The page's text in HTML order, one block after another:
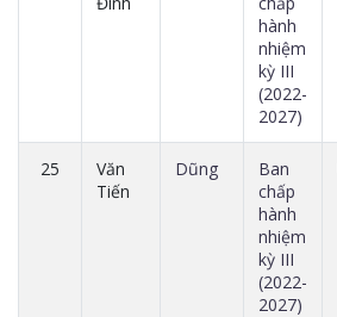
hành
nhiệm
kỳ III
(2022-
2027)
25
Văn
Tiến
Dũng
Ban
chấp
hành
nhiệm
kỳ III
(2022-
2027)